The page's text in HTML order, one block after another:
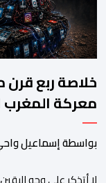
خلاصة ربع قرن
معركة المغرب
بواسطة إسماعيل